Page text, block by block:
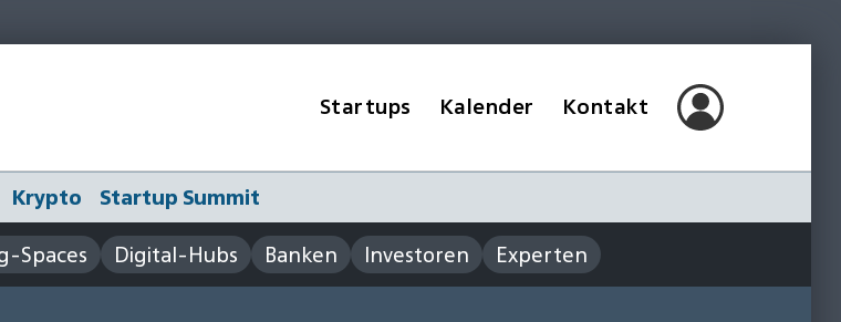
Startups Kalender Kontakt
Krypto
Startup Summit
Spaces Digital-Hubs Banken Investoren Experten